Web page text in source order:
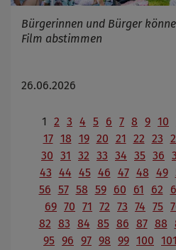
Bürgerinnen und Bürger
Film abstimmen
26.06.2026
1 2 3 4 5 6 7 8 9 10
17 18 19 20 21 22 23
30 31 32 33 34 35 36
43 44 45 46 47 48 49
56 57 58 59 60 61 62
69 70 71 72 73 74 75
82 83 84 85 86 87 88
95 96 97 98 99 100 101